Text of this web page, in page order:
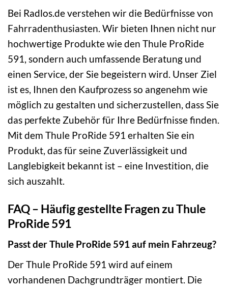
Bei Radlos.de verstehen wir die Bedürfnisse von
Fahrradenthusiasten. Wir bieten Ihnen nicht nur
hochwertige Produkte wie den Thule ProRide
591, sondern auch umfassende Beratung und
einen Service, der Sie begeistern wird. Unser Ziel
ist es, Ihnen den Kaufprozess so angenehm wie
möglich zu gestalten und sicherzustellen, dass Sie
das perfekte Zubehör für Ihre Bedürfnisse finden.
Mit dem Thule ProRide 591 erhalten Sie ein
Produkt, das für seine Zuverlässigkeit und
Langlebigkeit bekannt ist – eine Investition, die
sich auszahlt.
FAQ – Häufig gestellte Fragen zu Thule
ProRide 591
Passt der Thule ProRide 591 auf mein Fahrzeug?
Der Thule ProRide 591 wird auf einem
vorhandenen Dachgrundträger montiert. Die